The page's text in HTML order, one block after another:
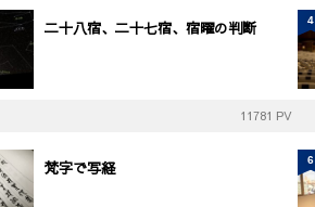
二十八宿、二十七宿、宿曜の判断
11781 PV
4
梵字で写経 6